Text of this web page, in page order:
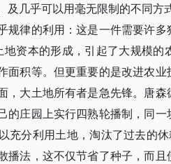
及几乎可以用毫无限制的不同
规律的利用：这是一件需要许
地资本的形成，引起了大规模
面积等。但更重要的是改进农
，大土地所有者是急先锋。唐
的庄园上实行四熟轮播制，同
充分利用土地，淘汰了过去的
播法，这不仅节省了种子，而